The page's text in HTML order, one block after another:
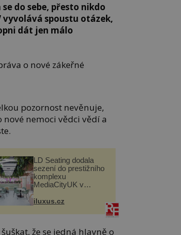
do sebe, přesto nikdo
vyvolává spoustu otázek,
dát jen málo
o nové zákeřné
pozornost nevěnuje,
nemoci vědci vědí a
LD Seating dodala
sezení do prestižního
komplexu
MediaCityUK v
iluxus.cz
že se jedná hlavně o